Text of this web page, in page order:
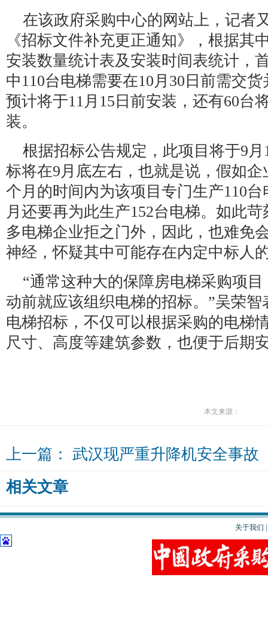
在该政府采购中心的网站上，记者
《招标文件补充更正通知》，根据其
安装数量统计表及安装时间表统计，
中110台电梯需要在10月30日前需交
预计将于11月15日前安装，还有60台
装。
根据招标公告规定，此项目将于9
标将在9月底左右，也就是说，假如
个月的时间内为该项目专门生产110
月还要再为此生产152台电梯。如此
多电梯企业拒之门外，因此，也难免
神经，怀疑其中可能存在内定中标人
“通常这种大的保障房电梯采购项
动前就应该组织电梯的招标。”吴荣
电梯招标，不仅可以根据采购的电梯
尺寸、高度等建筑参数，也便于后期
本文来源：
上一篇： 武汉现严重升降机安全事故
相关文章
关于我们